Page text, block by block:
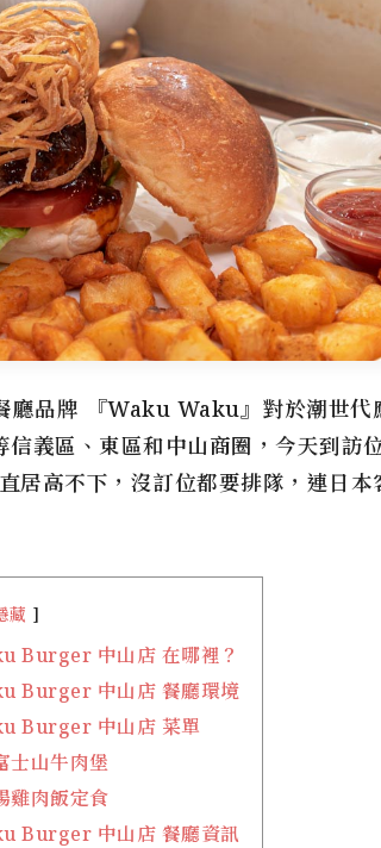
品牌 『Waku Waku』對於潮世代
義區、東區和中山商圈，今天到訪
高不下，沒訂位都要排隊，連日本
藏
Burger 中山店 在哪裡？
Burger 中山店 餐廳環境
Burger 中山店 菜單
士山牛肉堡
雞肉飯定食
Burger 中山店 餐廳資訊